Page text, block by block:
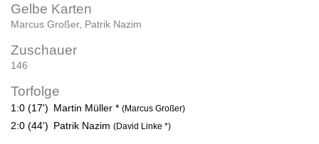
Gelbe Karten
Marcus Großer, Patrik Nazim
Zuschauer
146
Torfolge
1:0 (17') Martin Müller * (Marcus Großer)
2:0 (44') Patrik Nazim (David Linke *)